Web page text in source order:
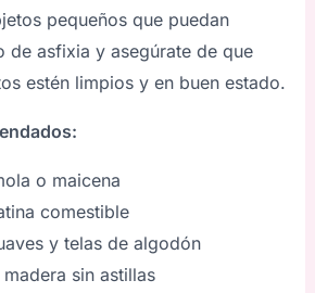
pequeños que puedan
de asfixia y asegúrate de que
estén limpios y en buen estado.
o maicena
comestible
y telas de algodón
sin astillas